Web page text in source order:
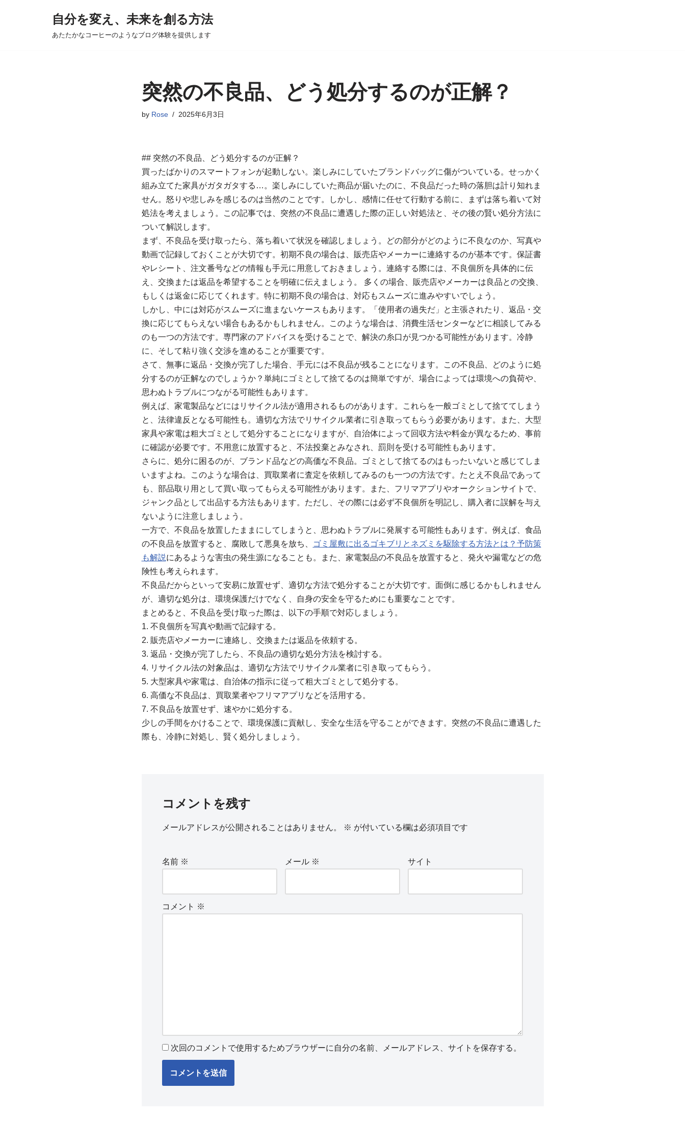
自分を変え、未来を創る方法
あたたかなコーヒーのようなブログ体験を提供します
突然の不良品、どう処分するのが正解？
by Rose 2025年6月3日
## 突然の不良品、どう処分するのが正解？
買ったばかりのスマートフォンが起動しない。楽しみにしていたブランドバッグに傷がついている。せっかく
組み立てた家具がガタガタする…。楽しみにしていた商品が届いたのに、不良品だった時の落胆は計り知れま
せん。怒りや悲しみを感じるのは当然のことです。しかし、感情に任せて行動する前に、まずは落ち着いて対
処法を考えましょう。この記事では、突然の不良品に遭遇した際の正しい対処法と、その後の賢い処分方法に
ついて解説します。
まず、不良品を受け取ったら、落ち着いて状況を確認しましょう。どの部分がどのように不良なのか、写真や
動画で記録しておくことが大切です。初期不良の場合は、販売店やメーカーに連絡するのが基本です。保証書
やレシート、注文番号などの情報も手元に用意しておきましょう。連絡する際には、不良個所を具体的に伝
え、交換または返品を希望することを明確に伝えましょう。 多くの場合、販売店やメーカーは良品との交換、
もしくは返金に応じてくれます。特に初期不良の場合は、対応もスムーズに進みやすいでしょう。
しかし、中には対応がスムーズに進まないケースもあります。「使用者の過失だ」と主張されたり、返品・交
換に応じてもらえない場合もあるかもしれません。このような場合は、消費生活センターなどに相談してみる
のも一つの方法です。専門家のアドバイスを受けることで、解決の糸口が見つかる可能性があります。冷静
に、そして粘り強く交渉を進めることが重要です。
さて、無事に返品・交換が完了した場合、手元には不良品が残ることになります。この不良品、どのように処
分するのが正解なのでしょうか？単純にゴミとして捨てるのは簡単ですが、場合によっては環境への負荷や、
思わぬトラブルにつながる可能性もあります。
例えば、家電製品などにはリサイクル法が適用されるものがあります。これらを一般ゴミとして捨ててしまう
と、法律違反となる可能性も。適切な方法でリサイクル業者に引き取ってもらう必要があります。また、大型
家具や家電は粗大ゴミとして処分することになりますが、自治体によって回収方法や料金が異なるため、事前
に確認が必要です。不用意に放置すると、不法投棄とみなされ、罰則を受ける可能性もあります。
さらに、処分に困るのが、ブランド品などの高価な不良品。ゴミとして捨てるのはもったいないと感じてしま
いますよね。このような場合は、買取業者に査定を依頼してみるのも一つの方法です。たとえ不良品であって
も、部品取り用として買い取ってもらえる可能性があります。また、フリマアプリやオークションサイトで、
ジャンク品として出品する方法もあります。ただし、その際には必ず不良個所を明記し、購入者に誤解を与え
ないように注意しましょう。
一方で、不良品を放置したままにしてしまうと、思わぬトラブルに発展する可能性もあります。例えば、食品
の不良品を放置すると、腐敗して悪臭を放ち、
ゴミ屋敷に出るゴキブリとネズミを駆除する方法とは？予防策
も解説にあるような害虫の発生源になることも。また、家電製品の不良品を放置すると、発火や漏電などの危
険性も考えられます。
不良品だからといって安易に放置せず、適切な方法で処分することが大切です。面倒に感じるかもしれません
が、適切な処分は、環境保護だけでなく、自身の安全を守るためにも重要なことです。
まとめると、不良品を受け取った際は、以下の手順で対応しましょう。
1. 不良個所を写真や動画で記録する。
2. 販売店やメーカーに連絡し、交換または返品を依頼する。
3. 返品・交換が完了したら、不良品の適切な処分方法を検討する。
4. リサイクル法の対象品は、適切な方法でリサイクル業者に引き取ってもらう。
5. 大型家具や家電は、自治体の指示に従って粗大ゴミとして処分する。
6. 高価な不良品は、買取業者やフリマアプリなどを活用する。
7. 不良品を放置せず、速やかに処分する。
少しの手間をかけることで、環境保護に貢献し、安全な生活を守ることができます。突然の不良品に遭遇した
際も、冷静に対処し、賢く処分しましょう。
コメントを残す
メールアドレスが公開されることはありません。 ※ が付いている欄は必須項目です
名前 ※ メール ※ サイト
コメント ※
次回のコメントで使用するためブラウザーに自分の名前、メールアドレス、サイトを保存する。